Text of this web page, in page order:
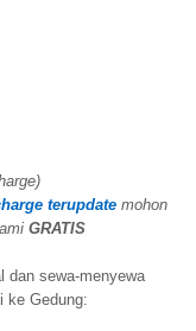
terupdate mohon
GRATIS
dan sewa-menyewa
ke Gedung: